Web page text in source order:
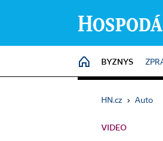
HOME
BYZNYS
HN.cz › Auto
VIDEO